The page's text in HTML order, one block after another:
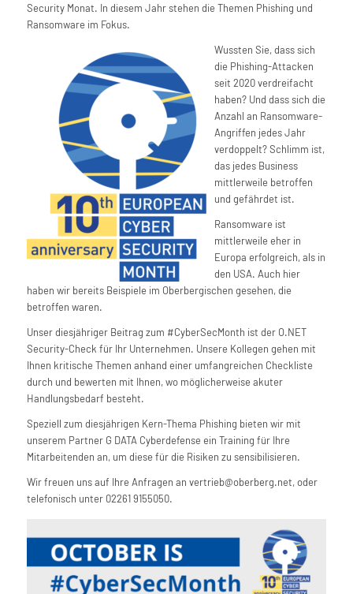
Security Monat. In diesem Jahr stehen die Themen Phishing und
Ransomware im Fokus.
Wussten Sie, dass sich
die Phishing-Attacken
seit 2020 verdreifacht
haben? Und dass sich die
Anzahl an Ransomware-
Angriffen jedes Jahr
verdoppelt? Schlimm ist,
das jedes Business
mittlerweile betroffen
und gefährdet ist.
Ransomware ist
mittlerweile eher in
Europa erfolgreich, als in
den USA. Auch hier
haben wir bereits Beispiele im Oberbergischen gesehen, die
betroffen waren.
Unser diesjähriger Beitrag zum #CyberSecMonth ist der O.NET
Security-Check für Ihr Unternehmen. Unsere Kollegen gehen mit
Ihnen kritische Themen anhand einer umfangreichen Checkliste
durch und bewerten mit Ihnen, wo möglicherweise akuter
Handlungsbedarf besteht.
Speziell zum diesjährigen Kern-Thema Phishing bieten wir mit
unserem Partner G DATA Cyberdefense ein Training für Ihre
Mitarbeitenden an, um diese für die Risiken zu sensibilisieren.
Wir freuen uns auf Ihre Anfragen an vertrieb@oberberg.net, oder
telefonisch unter 02261 9155050.